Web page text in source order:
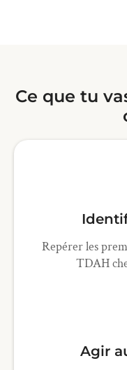
Ce que tu
Repérer les
TDAH
Agir